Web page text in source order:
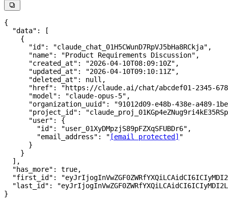

{
  "data"
: [
    {
      "id"
: "claude_chat_01H5CWunD7RpVJ5bHa8RCkja" ,
      "name"
: "Product Requirements Discussion" ,
      "created_at"
: "2026-04-10T08:09:10Z" ,
      "updated_at"
: "2026-04-10T09:10:11Z" ,
      "deleted_at"
: null ,
      "href"
:
"https://claude.ai/chat/abcdef01-2345-
      "model"
: "claude-opus-5" ,
      "organization_uuid"
:
"91012d09-e48b-438e-a489-
      "project_id"
:
      "user"
: {
        "id"
: "user_01XyDMpzjS89pFZXqSFUBDr6" ,
        "email_address"
: " [email protected] "
      }
    }
  ],
  "has_more"
: true,
  "first_id"
:
  "last_id"
:
}